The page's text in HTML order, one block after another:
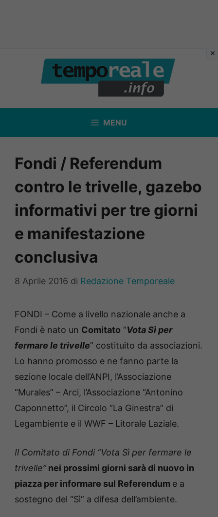
contenuto
MENU
Fondi / Referendum
contro le trivelle, gazebo
informativi per tre giorni
e manifestazione
conclusiva
8 Aprile 2016 di Redazione Temporeale
FONDI – Come a livello nazionale anche a
Fondi è nato un Comitato “Vota Sì per
fermare le trivelle” costituito da associazioni.
Lo hanno promosso e ne fanno parte la
sezione locale dell’ANPI, l’Associazione
“Murales” – Arci, l’Associazione “Antonino
Caponnetto”, il Circolo “La Ginestra” di
Legambiente e il WWF – Litorale Laziale.
Il Comitato di Fondi “Vota Sì per fermare le
trivelle” nei prossimi giorni sarà di nuovo in
piazza per informare sul Referendum e a
sostegno del “Sì” a difesa dell’ambiente.